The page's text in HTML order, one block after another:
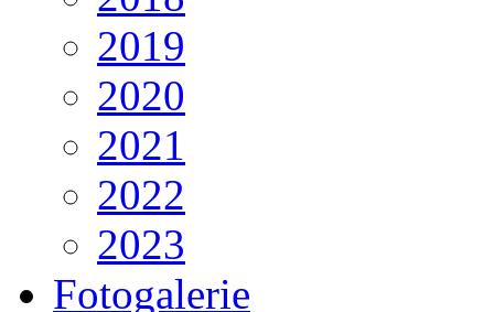
2019
2020
2021
2022
2023
Fotogalerie